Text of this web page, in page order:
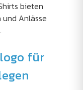
bieten
Anlässe
für